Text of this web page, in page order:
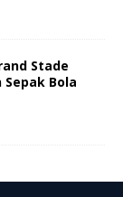
Stade
Sepak Bola